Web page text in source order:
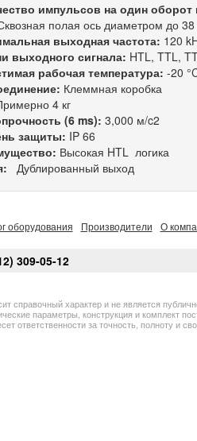
импульсов на один оборот
полая ось диаметром до
выходная частота: 120
выходного сигнала: HTL, TTL,
рабочая температура: -20
Клеммная коробка
4 кг
(6 ms): 3,000 м/c2
защиты: IP 66
Высокая HTL логика
Дублированный выход
оборудования Производители О
309-05-12
справочный характер и не является
параметры, конструкция и комплект
ответственности за точность, полноту и